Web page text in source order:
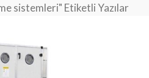
sistemleri" Etiketli Yazılar